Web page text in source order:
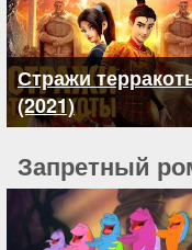
Стражи
(2021)
Запретный